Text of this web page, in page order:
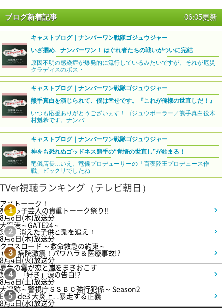
ブログ新着記事 06:05更新
キャストブログ｜ナンバーワン戦隊ゴジュウジャー
いざ掴め、ナンバーワン！ はぐれ者たちの戦いがついに完結
原因不明の感染症が爆発的に流行しているみたいですが、それが厄災
クラディスのボス・
キャストブログ｜ナンバーワン戦隊ゴジュウジャー
熊手真白を演じられて、僕は幸せです。『これが俺様の世直しだ！』
いつも応援ありがとうございます！ゴジュウポーラー／熊手真白役木
村魁希です。ナンバ
キャストブログ｜ナンバーワン戦隊ゴジュウジャー
神をも恐れぬゴッドネス熊手の“覚悟の世直し”が始まる！
竜儀店長…いえ、竜儀プロデューサーの「百夜陸王プロデュース作
戦」ビックリでしたね
TVer視聴ランキング（テレビ朝日）
1
アメトーーク！
売れっ子芸人の貴重トーーク祭り!!
8月6日(木)放送分
2
大空港～GATE24～
第3話 消えた子供と兎を追え！
8月6日(木)放送分
3
クロスロード ～救命救急の約束～
＃5 病院激震！パワハラ＆医療事故!?
8月4日(火)放送分
4
夏色の雲が恋と嵐をまきおこす
第5話 「好き」涙の告白!?
8月8日(土)放送分
5
大追跡～警視庁ＳＳＢＣ強行犯係～ Season2
Episode3 大炎上…暴走する正義
8月5日(水)放送分